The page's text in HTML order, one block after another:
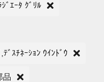
ﾞｴｰﾀ ｸﾞﾘﾙ
ﾃﾞｽﾁﾈｰｼｮﾝ ｳｲﾝﾄﾞｳ
品